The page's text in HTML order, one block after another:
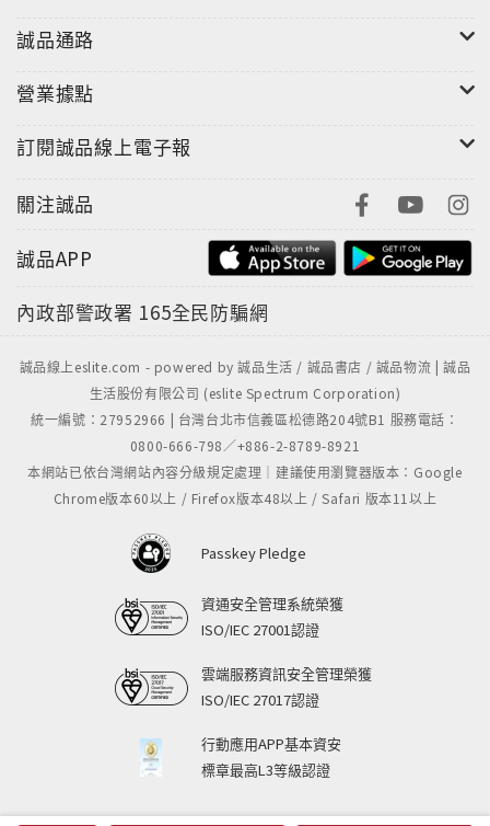
誠品通路
營業據點
訂閱誠品線上電子報
關注誠品
誠品APP
內政部警政署 165全民防騙網
誠品線上eslite.com - powered by 誠品生活 / 誠品書店 / 誠品物流 | 誠品
生活股份有限公司 (eslite Spectrum Corporation)
統一編號：27952966 | 台灣台北市信義區松德路204號B1 服務電話：
0800-666-798／+886-2-8789-8921
本網站已依台灣網站內容分級規定處理｜建議使用瀏覽器版本：Google
Chrome版本60以上 / Firefox版本48以上 / Safari 版本11以上
Passkey Pledge
資通安全管理系統榮獲
ISO/IEC 27001認證
雲端服務資訊安全管理榮獲
ISO/IEC 27017認證
行動應用APP基本資安
標章最高L3等級認證